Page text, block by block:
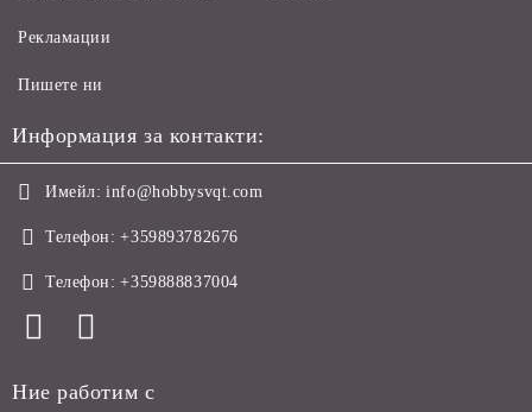
Рекламации
Пишете ни
Информация за контакти:
Имейл: info@hobbysvqt.com
Телефон: +359893782676
Телефон: +359888837004
Ние работим с